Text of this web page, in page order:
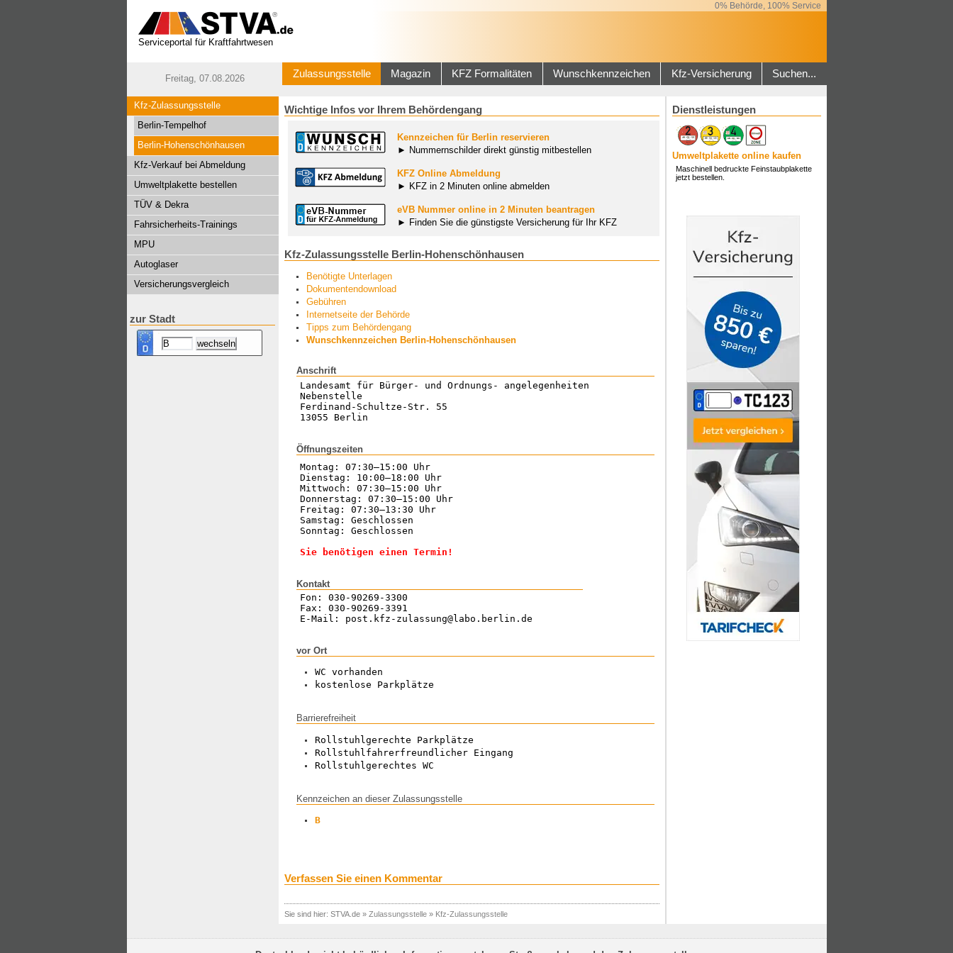
0% Behörde, 100% Service
Serviceportal für Kraftfahrtwesen
Freitag, 07.08.2026 Zulassungsstelle Magazin KFZ Formalitäten Wunschkennzeichen Kfz-Versicherung Suchen...
Kfz-Zulassungsstelle
Berlin-Tempelhof
Berlin-Hohenschönhausen
Kfz-Verkauf bei Abmeldung
Umweltplakette bestellen
TÜV & Dekra
Fahrsicherheits-Trainings
MPU
Autoglaser
Versicherungsvergleich
zur Stadt
Wichtige Infos vor Ihrem Behördengang
Kennzeichen für Berlin reservieren
► Nummernschilder direkt günstig mitbestellen
KFZ Online Abmeldung
► KFZ in 2 Minuten online abmelden
eVB Nummer online in 2 Minuten beantragen
► Finden Sie die günstigste Versicherung für Ihr KFZ
Kfz-Zulassungsstelle Berlin-Hohenschönhausen
Benötigte Unterlagen
Dokumentendownload
Gebühren
Internetseite der Behörde
Tipps zum Behördengang
Wunschkennzeichen Berlin-Hohenschönhausen
Anschrift
Landesamt für Bürger- und Ordnungs- angelegenheiten
Nebenstelle
Ferdinand-Schultze-Str. 55
13055 Berlin
Öffnungszeiten
Montag: 07:30–15:00 Uhr
Dienstag: 10:00–18:00 Uhr
Mittwoch: 07:30–15:00 Uhr
Donnerstag: 07:30–15:00 Uhr
Freitag: 07:30–13:30 Uhr
Samstag: Geschlossen
Sonntag: Geschlossen
Sie benötigen einen Termin!
Kontakt
Fon: 030-90269-3300
Fax: 030-90269-3391
E-Mail: post.kfz-zulassung@labo.berlin.de
vor Ort
WC vorhanden
kostenlose Parkplätze
Barrierefreiheit
Rollstuhlgerechte Parkplätze
Rollstuhlfahrerfreundlicher Eingang
Rollstuhlgerechtes WC
Kennzeichen an dieser Zulassungsstelle
B
Verfassen Sie einen Kommentar
Sie sind hier: STVA.de» Zulassungsstelle» Kfz-Zulassungsstelle
Dienstleistungen
Umweltplakette online kaufen
Maschinell bedruckte Feinstaubplakette
jetzt bestellen.